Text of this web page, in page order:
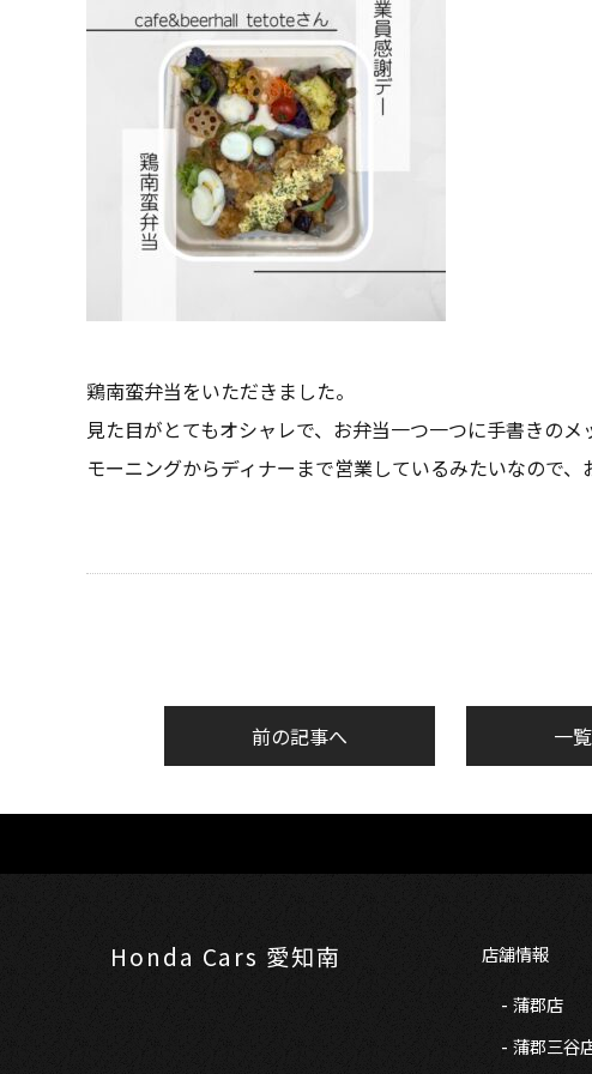
鶏南蛮弁当をいただきました。
見た目がとてもオシャレで、お弁当一つ一つに手書きのメ
モーニングからディナーまで営業しているみたいなので
前の記事へ 一
Honda Cars 愛知南
店舗情報
蒲郡店
蒲郡三谷